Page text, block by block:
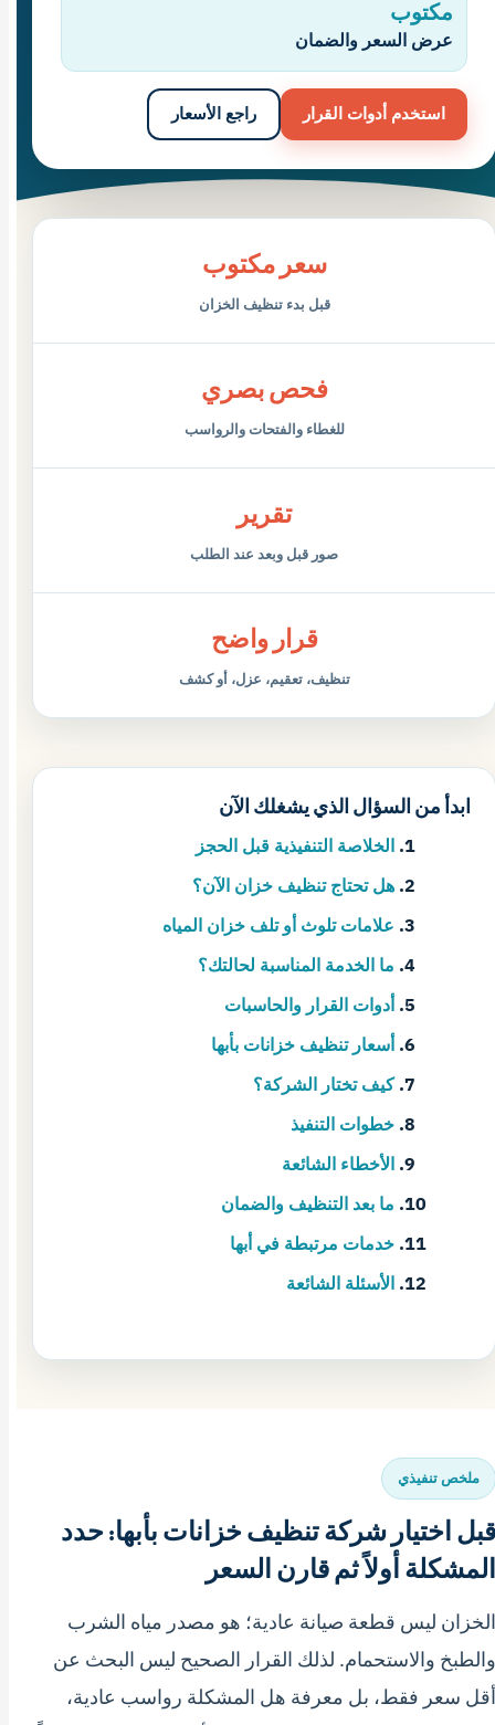
مكتوب
عرض السعر والضمان
استخدم أدوات القرار راجع الأسعار
سعر مكتوب
قبل بدء تنظيف الخزان
فحص بصري
للغطاء والفتحات والرواسب
تقرير
صور قبل وبعد عند الطلب
قرار واضح
تنظيف، تعقيم، عزل، أو كشف
ابدأ من السؤال الذي يشغلك الآن
الخلاصة التنفيذية قبل الحجز
هل تحتاج تنظيف خزان الآن؟
علامات تلوث أو تلف خزان المياه
ما الخدمة المناسبة لحالتك؟
أدوات القرار والحاسبات
أسعار تنظيف خزانات بأبها
كيف تختار الشركة؟
خطوات التنفيذ
الأخطاء الشائعة
ما بعد التنظيف والضمان
خدمات مرتبطة في أبها
الأسئلة الشائعة
ملخص تنفيذي
قبل اختيار شركة تنظيف خزانات بأبها: حدد
المشكلة أولاً ثم قارن السعر
الخزان ليس قطعة صيانة عادية؛ هو مصدر مياه الشرب
والطبخ والاستحمام. لذلك القرار الصحيح ليس البحث عن
أقل سعر فقط، بل معرفة هل المشكلة رواسب عادية،